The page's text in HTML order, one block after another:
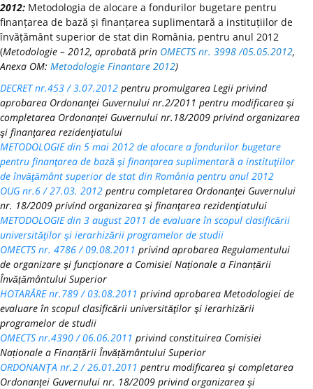
2012: Metodologia de alocare a fondurilor bugetare pentru
finanțarea de bază și finanțarea suplimentară a instituțiilor de
învățământ superior de stat din România, pentru anul 2012
(Metodologie – 2012, aprobată prin OMECTS nr. 3998 /05.05.2012,
Anexa OM: Metodologie Finantare 2012)
DECRET nr.453 / 3.07.2012 pentru promulgarea Legii privind
aprobarea Ordonanţei Guvernului nr.2/2011 pentru modificarea şi
completarea Ordonanţei Guvernului nr.18/2009 privind organizarea
şi finanţarea rezidenţiatului
METODOLOGIE din 5 mai 2012 de alocare a fondurilor bugetare
pentru finanţarea de bază şi finanţarea suplimentară a instituţiilor
de învăţământ superior de stat din România pentru anul 2012
OUG nr.6 / 27.03. 2012 pentru completarea Ordonanţei Guvernului
nr. 18/2009 privind organizarea şi finanţarea rezidenţiatului
METODOLOGIE din 3 august 2011 de evaluare în scopul clasificării
universităţilor şi ierarhizării programelor de studii
OMECTS nr. 4786 / 09.08.2011 privind aprobarea Regulamentului
de organizare şi funcţionare a Comisiei Naționale a Finanțării
Învățământului Superior
HOTARÂRE nr.789 / 03.08.2011 privind aprobarea Metodologiei de
evaluare în scopul clasificării universităţilor şi ierarhizării
programelor de studii
OMECTS nr.4390 / 06.06.2011 privind constituirea Comisiei
Naționale a Finanțării Învățământului Superior
ORDONANŢA nr.2 / 26.01.2011 pentru modificarea şi completarea
Ordonanţei Guvernului nr. 18/2009 privind organizarea şi